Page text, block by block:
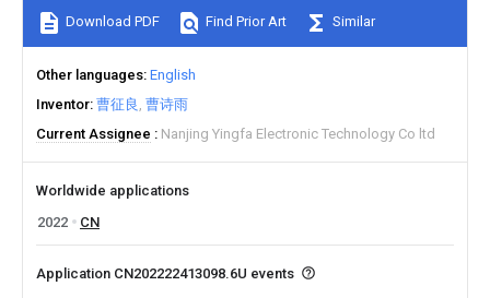
Download PDF Find Prior Art Similar
Other languages English
Inventor 曹征良 曹诗雨
Current Assignee
Nanjing Yingfa Electronic Technology Co ltd
Worldwide applications
2022
CN
Application CN202222413098.6U events